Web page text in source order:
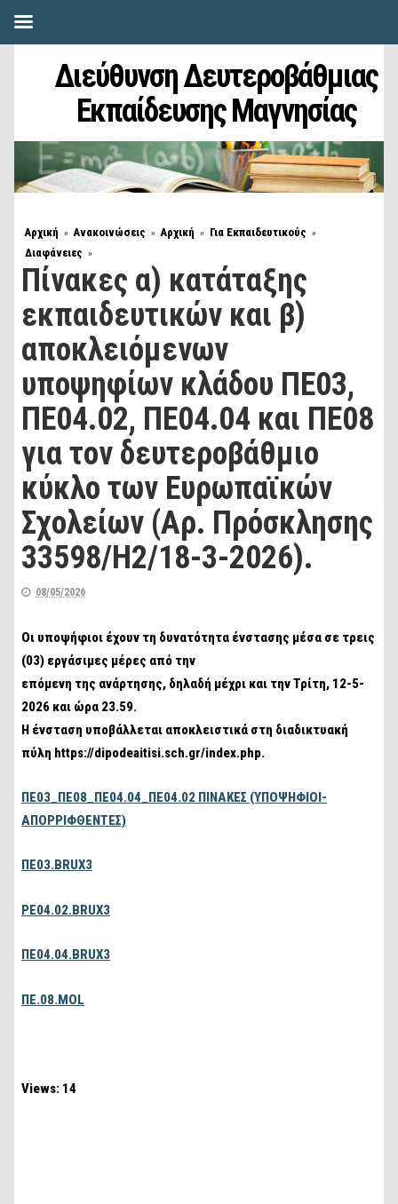
Διεύθυνση Δευτεροβάθμιας
Εκπαίδευσης Μαγνησίας
Αρχική » Ανακοινώσεις » Αρχική » Για Εκπαιδευτικούς »
Διαφάνειες »
Πίνακες α) κατάταξης
εκπαιδευτικών και β)
αποκλειόμενων
υποψηφίων κλάδου ΠΕ03,
ΠΕ04.02, ΠΕ04.04 και ΠΕ08
για τον δευτεροβάθμιο
κύκλο των Ευρωπαϊκών
Σχολείων (Αρ. Πρόσκλησης
33598/Η2/18-3-2026).
08/05/2026
Οι υποψήφιοι έχουν τη δυνατότητα ένστασης μέσα σε τρεις
(03) εργάσιμες μέρες από την
επόμενη της ανάρτησης, δηλαδή μέχρι και την Τρίτη, 12-5-
2026 και ώρα 23.59.
Η ένσταση υποβάλλεται αποκλειστικά στη διαδικτυακή
πύλη https://dipodeaitisi.sch.gr/index.php.
ΠΕ03_ΠΕ08_ΠΕ04.04_ΠΕ04.02 ΠΙΝΑΚΕΣ (ΥΠΟΨΗΦΙΟΙ-
ΑΠΟΡΡΙΦΘΕΝΤΕΣ)
ΠΕ03.BRUX3
PE04.02.BRUX3
ΠΕ04.04.BRUX3
ΠΕ.08.MOL
Views: 14